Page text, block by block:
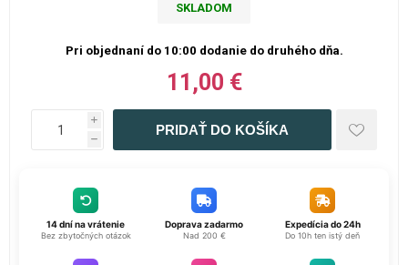
SKLADOM
Pri objednaní do 10:00 dodanie do druhého dňa.
11,00 €
i
h
14 dní na vrátenie
Bez zbytočných otázok
Doprava zadarmo
Nad 200 €
Expedícia do 24h
Do 10h ten istý deň